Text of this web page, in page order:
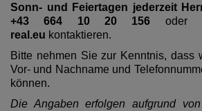
Sonn- und Feiertagen jederzeit
+43 664 10 20 156
oder
real.eu kontaktieren.
Bitte nehmen Sie zur Kenntnis, dass
Vor- und Nachname und
können.
Die Angaben erfolgen aufgrund